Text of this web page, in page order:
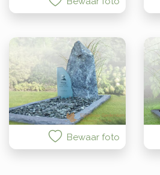
Bewaar foto